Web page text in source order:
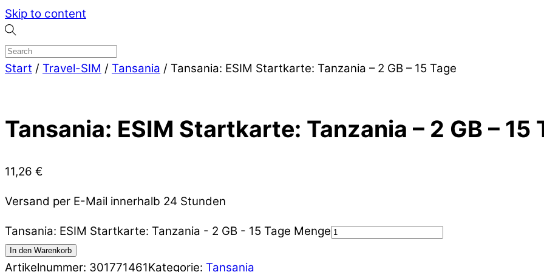
Skip to content
Start / Travel-SIM / Tansania / Tansania: ESIM Startkarte: Tanzania – 2 GB – 15 Tage
Tansania: ESIM Startkarte: Tanzania – 2 GB – 15
11,26 €
Versand per E-Mail innerhalb 24 Stunden
Tansania: ESIM Startkarte: Tanzania - 2 GB - 15 Tage Menge
In den Warenkorb
Artikelnummer: 301771461Kategorie: Tansania